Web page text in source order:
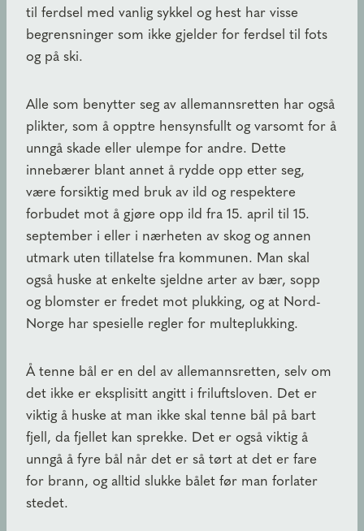
til ferdsel med vanlig sykkel og hest har visse
begrensninger som ikke gjelder for ferdsel til fots
og på ski.
Alle som benytter seg av allemannsretten har også
plikter, som å opptre hensynsfullt og varsomt for å
unngå skade eller ulempe for andre. Dette
innebærer blant annet å rydde opp etter seg,
være forsiktig med bruk av ild og respektere
forbudet mot å gjøre opp ild fra 15. april til 15.
september i eller i nærheten av skog og annen
utmark uten tillatelse fra kommunen. Man skal
også huske at enkelte sjeldne arter av bær, sopp
og blomster er fredet mot plukking, og at Nord-
Norge har spesielle regler for multeplukking.
Å tenne bål er en del av allemannsretten, selv om
det ikke er eksplisitt angitt i friluftsloven. Det er
viktig å huske at man ikke skal tenne bål på bart
fjell, da fjellet kan sprekke. Det er også viktig å
unngå å fyre bål når det er så tørt at det er fare
for brann, og alltid slukke bålet før man forlater
stedet.